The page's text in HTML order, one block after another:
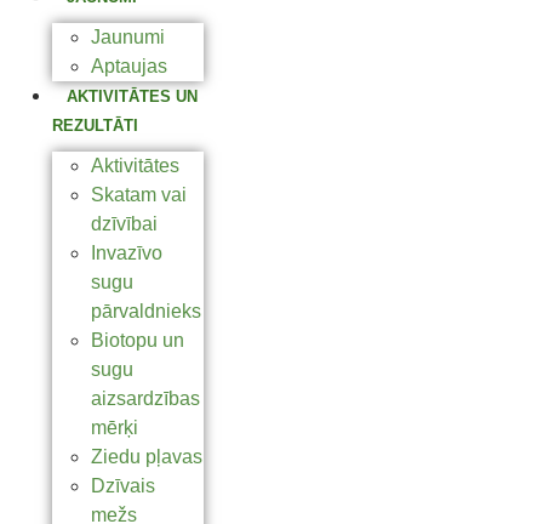
Jaunumi
Aptaujas
AKTIVITĀTES UN
REZULTĀTI
Aktivitātes
Skatam vai
dzīvībai
Invazīvo
sugu
pārvaldnieks
Biotopu un
sugu
aizsardzības
mērķi
Ziedu pļavas
Dzīvais
mežs